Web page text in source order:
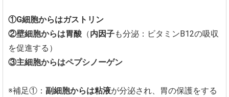
①G細胞からはガストリン
②壁細胞からは胃酸 （内因子も分泌：ビタミンB12の吸収
を促進する）
③主細胞からはペプシノーゲン
※補足①： 副細胞からは粘液が分泌され、胃の保護をする